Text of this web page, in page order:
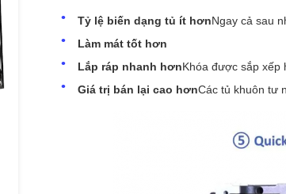
Tỷ lệ biến dạng tủ ít hơnNgay cả sau
Làm mát tốt hơn
Lắp ráp nhanh hơnKhóa được sắp xếp
Giá trị bán lại cao hơnCác tủ khuôn tư